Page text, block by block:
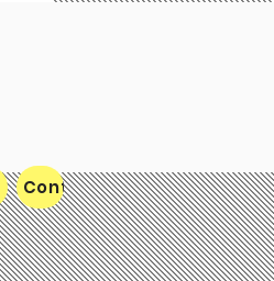
Contact